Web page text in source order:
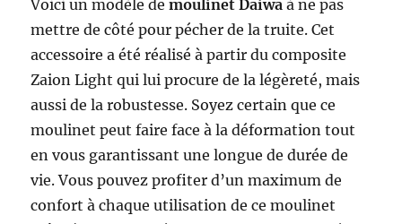
Voici un modèle demoulinet Daiwaà ne pas
mettre de côté pour pécher de la truite. Cet
accessoire a été réalisé à partir du composite
Zaion Light qui lui procure de la légèreté, mais
aussi de la robustesse. Soyez certain que ce
moulinet peut faire face à la déformation tout
en vous garantissant une longue de durée de
vie. Vous pouvez profiter d’un maximum de
confort à chaque utilisation de ce moulinet